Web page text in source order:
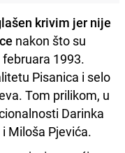
krivim jer nije
nakon što su
1993.
Pisanica i selo
Tom prilikom, u
Darinka
Miloša Pjevića.